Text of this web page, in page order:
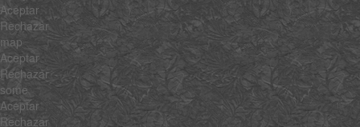
Aceptar
Rechazar
map
Aceptar
Rechazar
some
Aceptar
Rechazar